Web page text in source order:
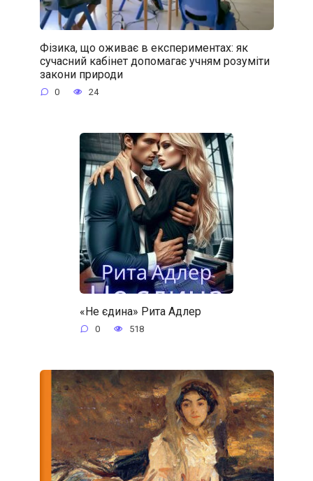
Фізика, що оживає в експериментах: як
сучасний кабінет допомагає учням розуміти
закони природи
0 24
«Не єдина» Рита Адлер
0 518